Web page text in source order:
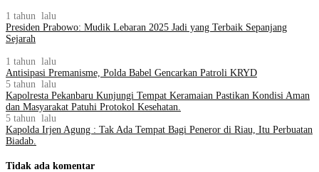
1 tahun lalu
Presiden Prabowo: Mudik Lebaran 2025 Jadi yang Terbaik Sepanjang
Sejarah
1 tahun lalu
Antisipasi Premanisme, Polda Babel Gencarkan Patroli KRYD
5 tahun lalu
Kapolresta Pekanbaru Kunjungi Tempat Keramaian Pastikan Kondisi Aman
dan Masyarakat Patuhi Protokol Kesehatan.
5 tahun lalu
Kapolda Irjen Agung : Tak Ada Tempat Bagi Peneror di Riau, Itu Perbuatan
Biadab.
Tidak ada komentar